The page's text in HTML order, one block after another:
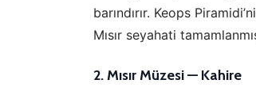
barındırır. Keops
Mısır seyahati
2.Mısır Müzesi — Kahire